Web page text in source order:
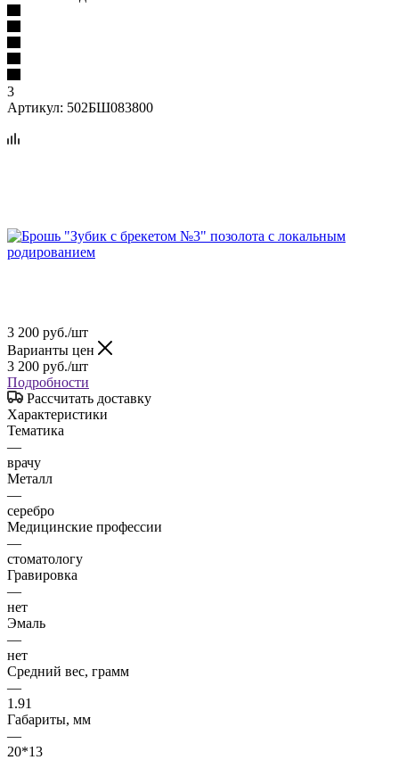
3
Артикул: 502БШ083800
3 200 руб./шт
Варианты цен
3 200 руб./шт
Подробности
Рассчитать доставку
Характеристики
Тематика
—
врачу
Металл
—
серебро
Медицинские профессии
—
стоматологу
Гравировка
—
нет
Эмаль
—
нет
Средний вес, грамм
—
1.91
Габариты, мм
—
20*13